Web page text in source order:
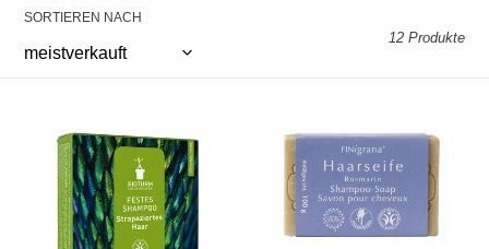
t
e
o
r
i
SORTIEREN NACH
12 Produkte
Festes
Shampoo
Strapaziertes
Haarseife
Rosmarinöl,
100g
rechteckig